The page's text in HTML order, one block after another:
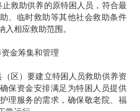
助供养的原特困人员，符合最
、临时救助等其他社会救助条件
入相应救助范围。
金筹集和管理
）要建立特困人员救助供养资
保资金安排满足为特困人员提供
理服务的需求，确保敬老院、福